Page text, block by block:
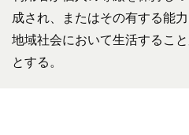
成され、またはその有する能力
地域社会において生活するこ
とする。